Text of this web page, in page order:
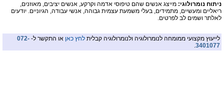
פייסבוק
ניתוח נומרולוגי: מייצג אנשים שהם טיפוסי אדמה וקרקע, אנשים יציבים, מאוזנים,
ריאליים ומעשיים, מתמידים, בעלי משמעת עצמית גבוהה, אנשי עבודה, הגיוניים. יודעים
לאלתר ושמים לב לפרטים.
לייעוץ מקצועי ממומחה לנומרולוגיה ולנומרולוגיה קבלית לחץ כאן או התקשר ל- 072-
3401077
.